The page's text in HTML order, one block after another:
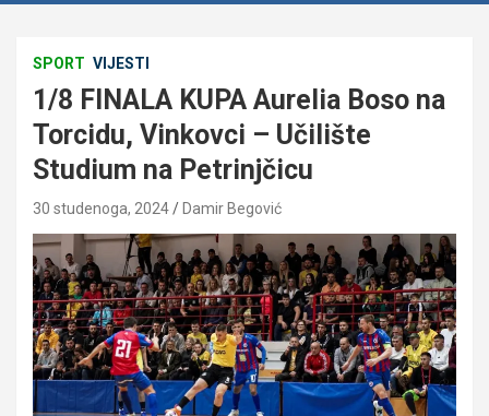
SPORT VIJESTI
1/8 FINALA KUPA Aurelia Boso na
Torcidu, Vinkovci – Učilište
Studium na Petrinjčicu
30 studenoga, 2024 Damir Begović